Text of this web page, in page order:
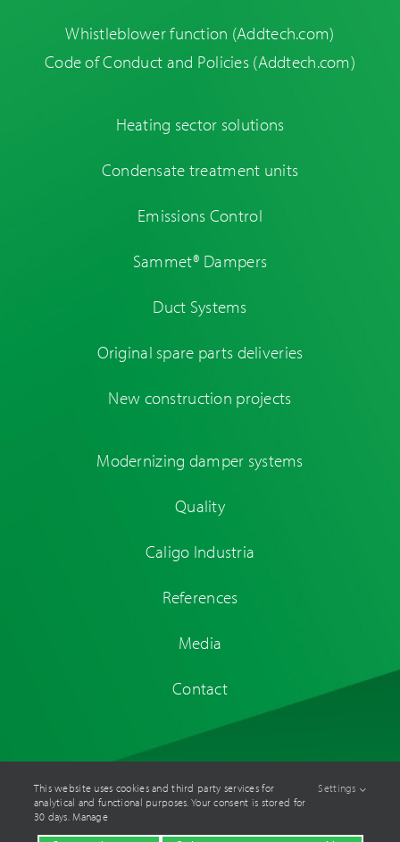
Whistleblower function (Addtech.com)
Code of Conduct and Policies (Addtech.com)
Heating sector solutions
Condensate treatment units
Emissions Control
Sammet® Dampers
Duct Systems
Original spare parts deliveries
New construction projects
Modernizing damper systems
Quality
Caligo Industria
References
Media
Contact
© Caligo Industria Oy2026. All rights reserved. Site by
This website uses cookies and third party services for
analytical and functional purposes. Your consent is stored for
30 days. Manage
Settings